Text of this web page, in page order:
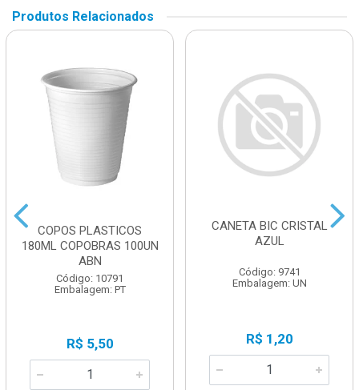
Produtos Relacionados
COPOS PLASTICOS
180ML COPOBRAS 100UN
ABN
Código: 10791
Embalagem: PT
R$ 5,50
CANETA BIC CRISTAL
AZUL
Código: 9741
Embalagem: UN
R$ 1,20